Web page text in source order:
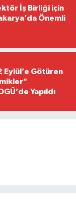
İş Birliği için
Önemli
Eylül’e Götüren
Yapıldı